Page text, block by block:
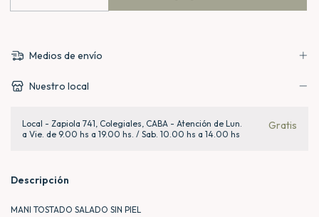
Medios de envío
Nuestro local
Local - Zapiola 741, Colegiales, CABA - Atención de Lun.
a Vie. de 9.00 hs a 19.00 hs. / Sab. 10.00 hs a 14.00 hs
Gratis
Descripción
MANI TOSTADO SALADO SIN PIEL